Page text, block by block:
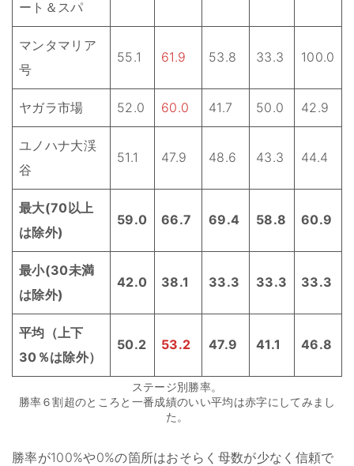
ート＆スパ
マンタマリア
号
55.1 61.9 53.8 33.3 100.0
ヤガラ市場 52.0 60.0 41.7 50.0 42.9
ユノハナ大渓
谷
51.1 47.9 48.6 43.3 44.4
最大(70以上
は除外)
59.0 66.7 69.4 58.8 60.9
最小(30未満
は除外)
42.0 38.1 33.3 33.3 33.3
平均（上下
30％は除外）
50.2 53.2 47.9 41.1 46.8
ステージ別勝率。
勝率６割超のところと一番成績のいい平均は赤字にしてみまし
た。
勝率が100%や0%の箇所はおそらく母数が少なく信頼で